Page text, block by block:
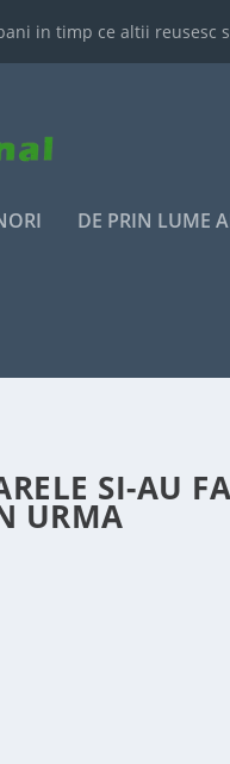
in timp ce altii reusesc
DE PRIN LUME
SI-AU
URMA